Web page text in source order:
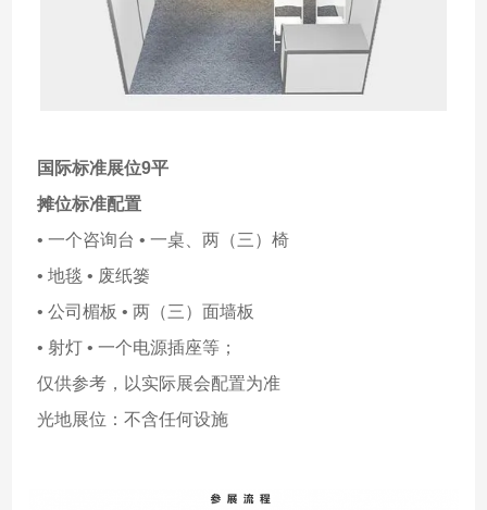
国际标准展位9平
摊位标准配置
• 一个咨询台 • 一桌、两（三）椅
• 地毯 • 废纸篓
• 公司楣板 • 两（三）面墙板
• 射灯 • 一个电源插座等；
仅供参考，以实际展会配置为准
光地展位：不含任何设施